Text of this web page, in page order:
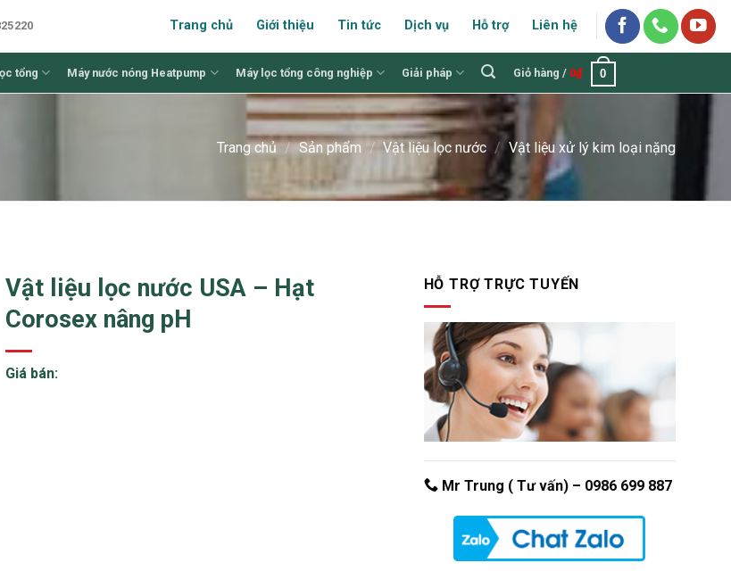
Trang chủ Giới thiệu Tin tức Dịch vụ Hỗ trợ Liên hệ
tổng Máy nước nóng Heatpump Máy lọc tổng công nghiệp Giải pháp Giỏ hàng / 0₫ 0
Trang chủ / Sản phẩm / Vật liệu lọc nước / Vật liệu xử lý kim loại nặng
Vật liệu lọc nước USA – Hạt
Corosex nâng pH
Giá bán:
HỖ TRỢ TRỰC TUYẾN
Mr Trung ( Tư vấn) – 0986 699 887